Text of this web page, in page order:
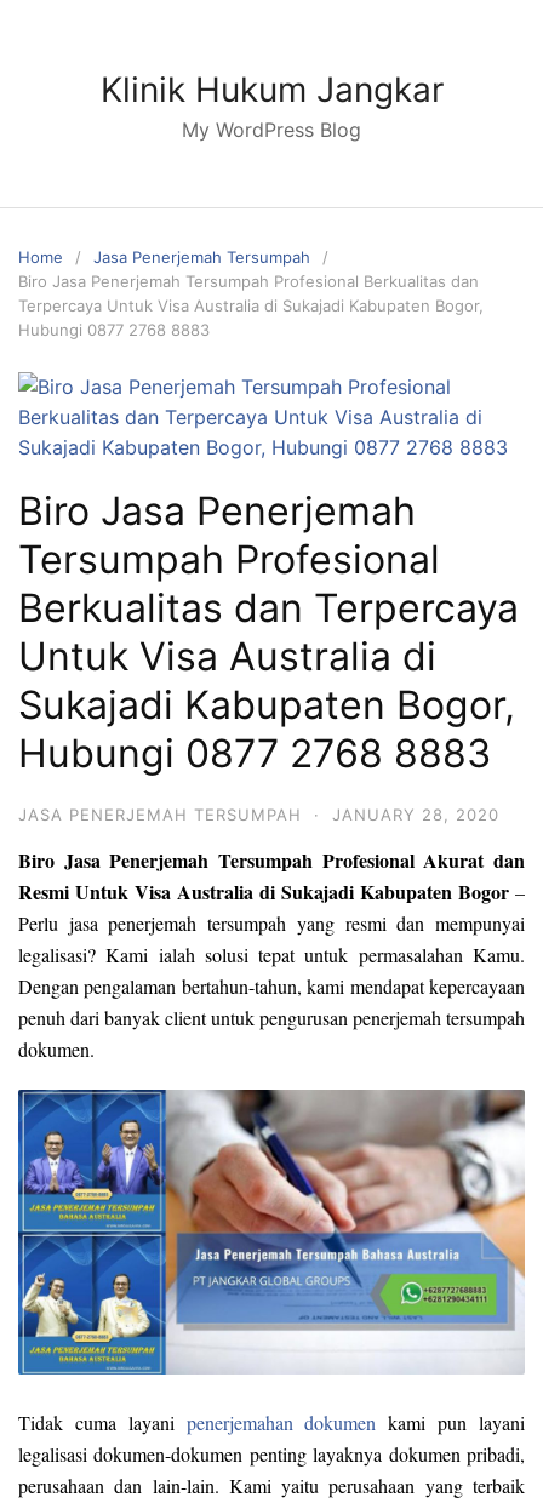
Klinik Hukum Jangkar
My WordPress Blog
Home
Jasa Penerjemah Tersumpah
Biro Jasa Penerjemah Tersumpah Profesional Berkualitas dan
Terpercaya Untuk Visa Australia di Sukajadi Kabupaten Bogor,
Hubungi 0877 2768 8883
Biro Jasa Penerjemah
Tersumpah Profesional
Berkualitas dan Terpercaya
Untuk Visa Australia di
Sukajadi Kabupaten Bogor,
Hubungi 0877 2768 8883
JASA PENERJEMAH TERSUMPAH · JANUARY 28, 2020
Biro Jasa Penerjemah Tersumpah Profesional Akurat dan
Resmi Untuk Visa Australia di Sukajadi Kabupaten Bogor –
Perlu jasa penerjemah tersumpah yang resmi dan mempunyai
legalisasi? Kami ialah solusi tepat untuk permasalahan Kamu.
Dengan pengalaman bertahun-tahun, kami mendapat kepercayaan
penuh dari banyak client untuk pengurusan penerjemah tersumpah
dokumen.
Tidak cuma layani penerjemahan dokumen kami pun layani
legalisasi dokumen-dokumen penting layaknya dokumen pribadi,
perusahaan dan lain-lain. Kami yaitu perusahaan yang terbaik